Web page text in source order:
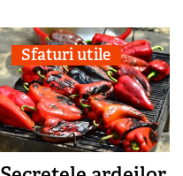
Sfaturi utile